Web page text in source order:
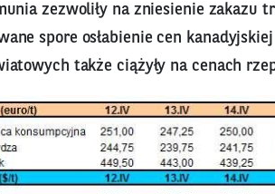
zezwoliły na zniesienie
spore osłabienie cen
także ciążyły na cenach